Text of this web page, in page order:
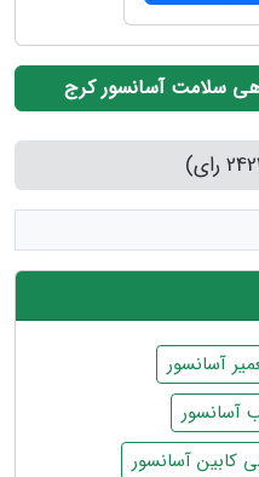
سلامت آسانسور کرج
آسانسور
آسانسور
کابین آسانسور